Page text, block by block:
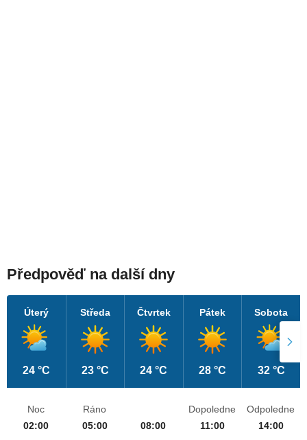
Předpověď na další dny
Úterý
24 °C
Středa
23 °C
Čtvrtek
24 °C
Pátek
28 °C
Sobota
32 °C
Noc
02:00
Ráno
05:00
08:00
Dopoledne
11:00
Odpoledne
14:00